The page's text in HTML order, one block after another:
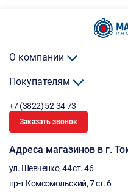
О компании
Покупателям
+7 (3822) 52-34-73
Заказать звонок
Адреса магазинов в г.
ул. Шевченко, 44 ст. 46
пр-т Комсомольский, 7 ст. 6